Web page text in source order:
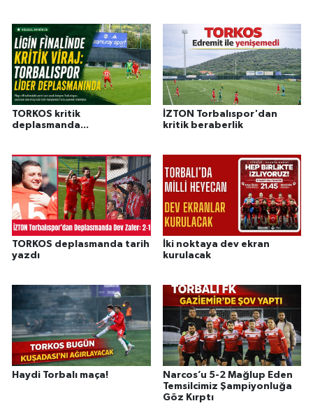
TORKOS kritik
deplasmanda...
İZTON Torbalıspor'dan
kritik beraberlik
TORKOS deplasmanda tarih
yazdı
İki noktaya dev ekran
kurulacak
Haydi Torbalı maça!
Narcos’u 5-2 Mağlup Eden
Temsilcimiz Şampiyonluğa
Göz Kırptı